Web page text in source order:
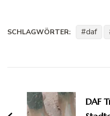
SCHLAGWÖRTER: daf
DAF